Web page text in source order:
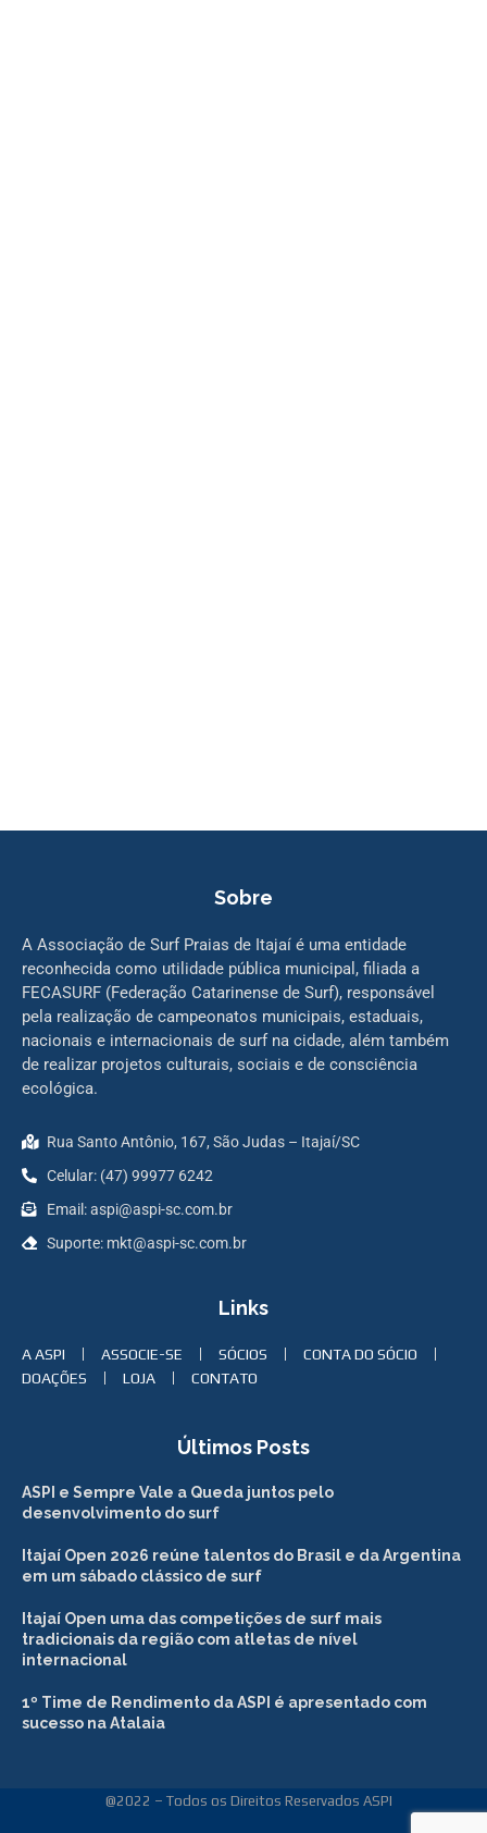
Sobre
A Associação de Surf Praias de Itajaí é uma entidade
reconhecida como utilidade pública municipal, filiada a
FECASURF (Federação Catarinense de Surf), responsável
pela realização de campeonatos municipais, estaduais,
nacionais e internacionais de surf na cidade, além também
de realizar projetos culturais, sociais e de consciência
ecológica.
Rua Santo Antônio, 167, São Judas – Itajaí/SC
Celular: (47) 99977 6242
Email: aspi@aspi-sc.com.br
Suporte: mkt@aspi-sc.com.br
Links
A ASPI ASSOCIE-SE SÓCIOS
CONTA DO SÓCIO
DOAÇÕES
LOJA CONTATO
Últimos Posts
ASPI e Sempre Vale a Queda juntos pelo
desenvolvimento do surf
Itajaí Open 2026 reúne talentos do Brasil e da Argentina
em um sábado clássico de surf
Itajaí Open uma das competições de surf mais
tradicionais da região com atletas de nível
internacional
1º Time de Rendimento da ASPI é apresentado com
sucesso na Atalaia
@2022 – Todos os Direitos Reservados ASPI